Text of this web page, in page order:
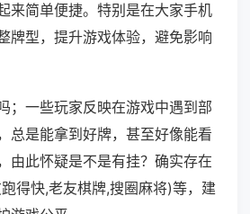
来简单便捷。特别是在大家手机
牌型，提升游戏体验，避免影响
；一些玩家反映在游戏中遇到部
总是能拿到好牌，甚至好像能看
由此怀疑是不是有挂？确实存在
得快,老友棋牌,搜圈麻将)等，建